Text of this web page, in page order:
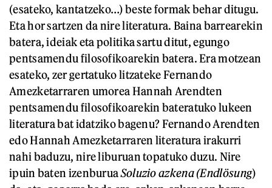
(esateko, kantatzeko…) beste formak behar ditugu.
Eta hor sartzen da nire literatura. Baina barrearekin
batera, ideiak eta politika sartu ditut, egungo
pentsamendu filosofikoarekin batera. Era motzean
esateko, zer gertatuko litzateke Fernando
Amezketarraren umorea Hannah Arendten
pentsamendu filosofikoarekin bateratuko lukeen
literatura bat idatziko bagenu? Fernando Arendten
edo Hannah Amezketarraren literatura irakurri
nahi baduzu, nire liburuan topatuko duzu. Nire
ipuin baten izenburuaSoluzio azkena (Endlösung)